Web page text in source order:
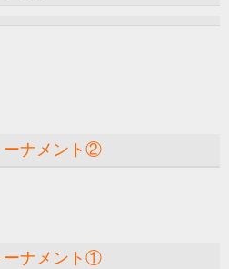
ーナメント②
ーナメント①